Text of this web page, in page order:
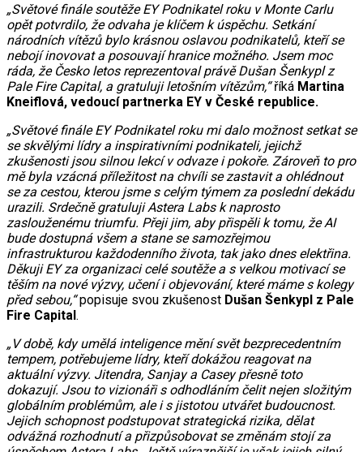
„Světové finále soutěže EY Podnikatel roku v Monte Carlu
opět potvrdilo, že odvaha je klíčem k úspěchu. Setkání
národních vítězů bylo krásnou oslavou podnikatelů, kteří se
nebojí inovovat a posouvají hranice možného. Jsem moc
ráda, že Česko letos reprezentoval právě Dušan Šenkypl z
Pale Fire Capital, a gratuluji letošním vítězům,“ říká Martina
Kneiflová, vedoucí partnerka EY v České republice.
„Světové finále EY Podnikatel roku mi dalo možnost setkat se
se skvělými lídry a inspirativními podnikateli, jejichž
zkušenosti jsou silnou lekcí v odvaze i pokoře. Zároveň to pro
mě byla vzácná příležitost na chvíli se zastavit a ohlédnout
se za cestou, kterou jsme s celým týmem za poslední dekádu
urazili. Srdečně gratuluji Astera Labs k naprosto
zaslouženému triumfu. Přeji jim, aby přispěli k tomu, že AI
bude dostupná všem a stane se samozřejmou
infrastrukturou každodenního života, tak jako dnes elektřina.
Děkuji EY za organizaci celé soutěže a s velkou motivací se
těším na nové výzvy, učení i objevování, které máme s kolegy
před sebou,“popisuje svou zkušenost Dušan Šenkypl z Pale
Fire Capital.
„V době, kdy umělá inteligence mění svět bezprecedentním
tempem, potřebujeme lídry, kteří dokážou reagovat na
aktuální výzvy. Jitendra, Sanjay a Casey přesně toto
dokazují. Jsou to vizionáři s odhodláním čelit nejen složitým
globálním problémům, ale i s jistotou utvářet budoucnost.
Jejich schopnost podstupovat strategická rizika, dělat
odvážná rozhodnutí a přizpůsobovat se změnám stojí za